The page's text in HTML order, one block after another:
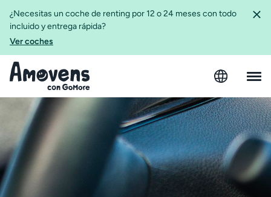
¿Necesitas un coche de renting por 12 o 24 meses con todo
incluido y entrega rápida?
Ver coches